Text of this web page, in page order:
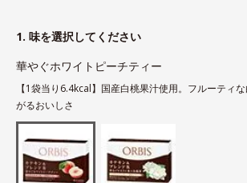
1. 味を選択してください
華やぐホワイトピーチティー
【1袋当り6.4kcal】国産白桃果汁使用。フルーティ
がるおいしさ